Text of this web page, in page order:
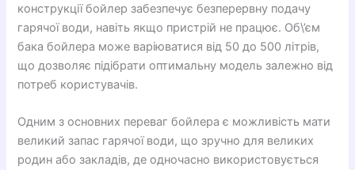
конструкції бойлер забезпечує безперервну подачу
гарячої води, навіть якщо пристрій не працює. Об\’єм
бака бойлера може варіюватися від 50 до 500 літрів,
що дозволяє підібрати оптимальну модель залежно від
потреб користувачів.
Одним з основних переваг бойлера є можливість мати
великий запас гарячої води, що зручно для великих
родин або закладів, де одночасно використовується